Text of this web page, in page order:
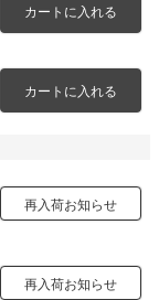
カートに入れる
カートに入れる
再入荷お知らせ
再入荷お知らせ